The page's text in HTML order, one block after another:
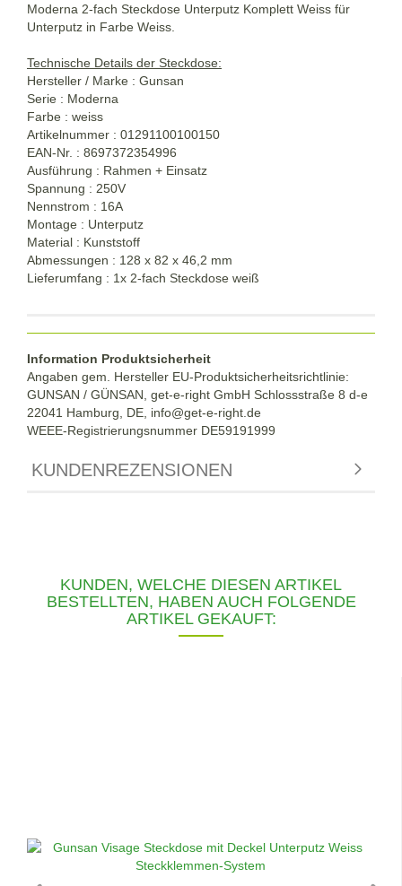
Moderna 2-fach Steckdose Unterputz Komplett Weiss für
Unterputz in Farbe Weiss.
Technische Details der Steckdose:
Hersteller / Marke : Gunsan
Serie : Moderna
Farbe : weiss
Artikelnummer : 01291100100150
EAN-Nr. : 8697372354996
Ausführung : Rahmen + Einsatz
Spannung : 250V
Nennstrom : 16A
Montage : Unterputz
Material : Kunststoff
Abmessungen : 128 x 82 x 46,2 mm
Lieferumfang : 1x 2-fach Steckdose weiß
Information Produktsicherheit
Angaben gem. Hersteller EU-Produktsicherheitsrichtlinie:
GUNSAN / GÜNSAN, get-e-right GmbH Schlossstraße 8 d-e
22041 Hamburg, DE, info@get-e-right.de
WEEE-Registrierungsnummer DE59191999
KUNDENREZENSIONEN
KUNDEN, WELCHE DIESEN ARTIKEL
BESTELLTEN, HABEN AUCH FOLGENDE
ARTIKEL GEKAUFT: